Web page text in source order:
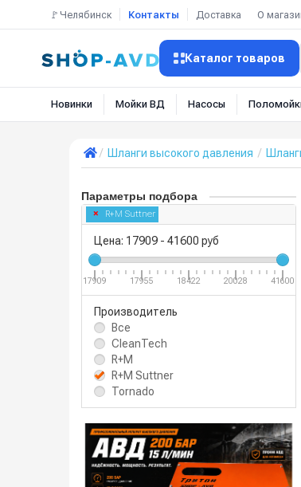
🚩Челябинск Контакты Доставка О
Каталог товаров
Новинки Мойки ВД Насосы
Шланги высокого давления
Параметры подбора
R+M Suttner
Цена: 17909 - 41600 руб
17909 17955 18422 20028 41600
Производитель
Все
CleanTech
R+M
R+M Suttner
Tornado